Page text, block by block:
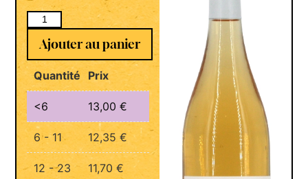
Ajouter au panier
Quantité Prix
<6 13,00€
6 - 11 12,35€
12 - 23 11,70€